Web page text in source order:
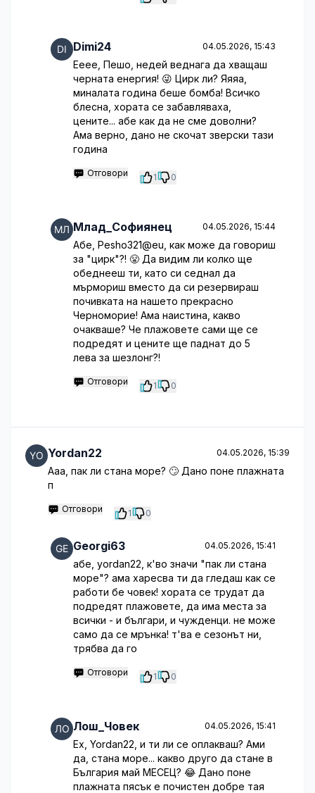
Dimi24 04.05.2026, 15:43
Ееее, Пешо, недей веднага да хващаш
черната енергия! 😜 Цирк ли? Яяяа,
миналата година беше бомба! Всичко
блесна, хората се забавляваха,
цените... абе как да не сме доволни?
Ама верно, дано не скочат зверски тази
година
Отговори 1 0
Млад_Софиянец 04.05.2026, 15:44
Абе, Pesho321@eu, как може да говориш
за "цирк"?! 😤 Да видим ли колко ще
обеднееш ти, като си седнал да
мърмориш вместо да си резервираш
почивката на нашето прекрасно
Черноморие! Ама наистина, какво
очакваше? Че плажовете сами ще се
подредят и цените ще паднат до 5
лева за шезлонг?!
Отговори 1 0
Yordan22 04.05.2026, 15:39
Ааа, пак ли стана море? 🙄 Дано поне плажната
п
Отговори 1 0
Georgi63 04.05.2026, 15:41
абе, yordan22, к'во значи "пак ли стана
море"? ама харесва ти да гледаш как се
работи бе човек! хората се трудат да
подредят плажовете, да има места за
всички - и българи, и чужденци. не може
само да се мрънка! т'ва е сезонът ни,
трябва да го
Отговори 1 0
Лош_Човек 04.05.2026, 15:41
Ех, Yordan22, и ти ли се оплакваш? Ами
да, стана море... какво друго да стане в
България май МЕСЕЦ? 😂 Дано поне
плажната пясък е почистен добре тая